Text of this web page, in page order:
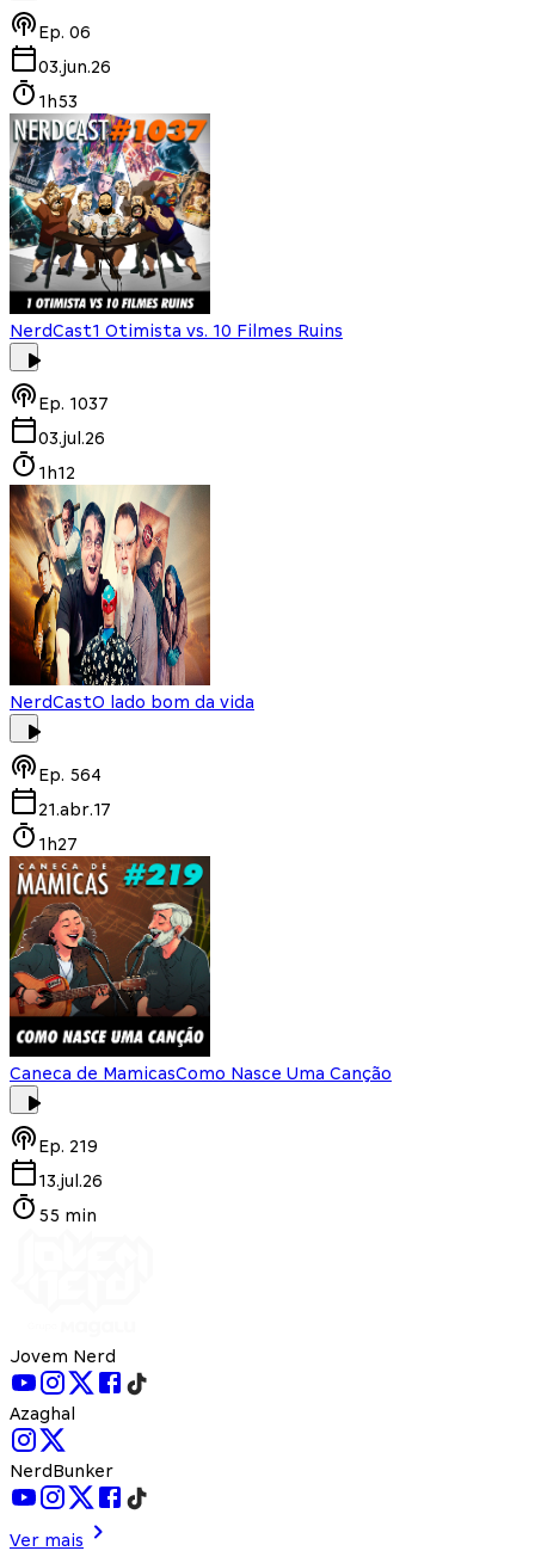
Ep. 06
03.jun.26
1h53
NerdCast1 Otimista vs. 10 Filmes Ruins
Ep. 1037
03.jul.26
1h12
NerdCastO lado bom da vida
Ep. 564
21.abr.17
1h27
Caneca de MamicasComo Nasce Uma Canção
Ep. 219
13.jul.26
55 min
Jovem Nerd
Azaghal
NerdBunker
Ver mais